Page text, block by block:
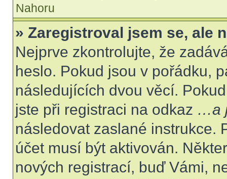
Nahoru
» Zaregistroval jsem se, ale
Nejprve zkontrolujte, že
heslo. Pokud jsou v pořádku,
následujících dvou věcí.
jste při registraci na odkaz …a
následovat zaslané instrukce.
účet musí být aktivován.
nových registrací, buď Vámi,